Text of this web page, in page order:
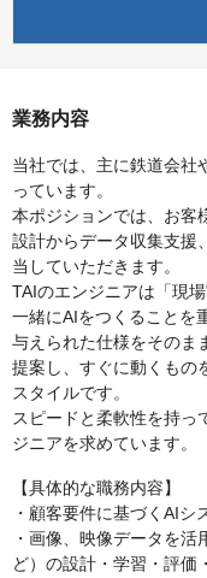
業務内容
当社では、主に鉄道会社
っています。
本ポジションでは、お客
設計からデータ収集支援
当していただきます。
TAIのエンジニアは「現
一緒にAIをつくることを
与えられた仕様をそのま
提案し、すぐに動くもの
スタイルです。
スピードと柔軟性を持っ
ジニアを求めています。
【具体的な職務内容】
・顧客要件に基づくAI
・画像、映像データを
ど）の設計・学習・評価